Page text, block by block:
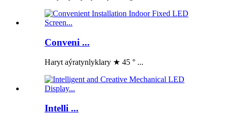
Conveni ...
Haryt aýratynlyklary ★ 45 ° ...
Intelli ...